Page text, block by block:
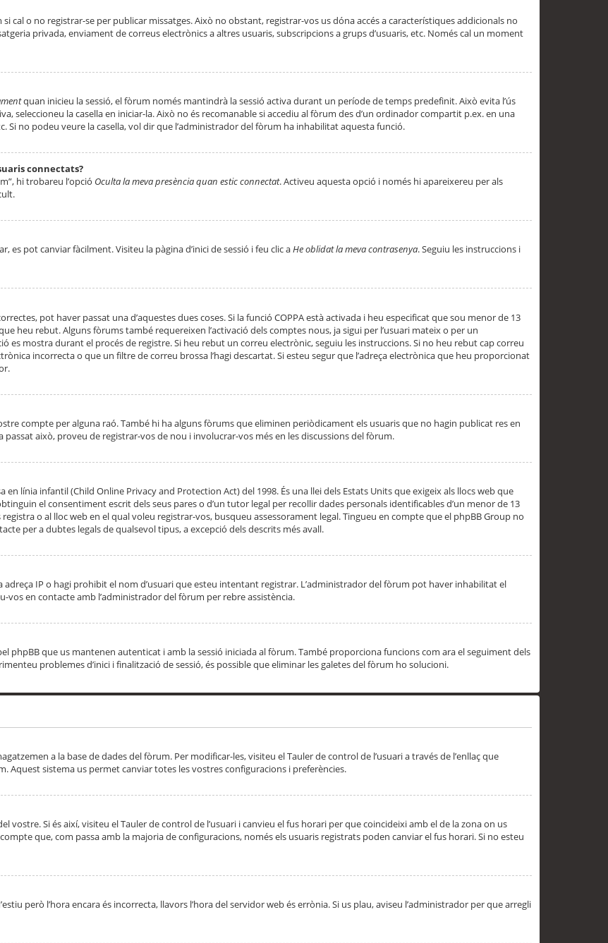
cal o no registrar-se per publicar missatges. Això no obstant, registrar-vos us dóna accés a característiques addicionals no
privada, enviament de correus electrònics a altres usuaris, subscripcions a grups d’usuaris, etc. Només cal un moment
quan inicieu la sessió, el fòrum només mantindrà la sessió activa durant un període de temps predefinit. Això evita l’ús
seleccioneu la casella en iniciar-la. Això no és recomanable si accediu al fòrum des d’un ordinador compartit p.ex. en una
Si no podeu veure la casella, vol dir que l’administrador del fòrum ha inhabilitat aquesta funció.
connectats?
hi trobareu l’opció Oculta la meva presència quan estic connectat. Activeu aquesta opció i només hi apareixereu per als
pot canviar fàcilment. Visiteu la pàgina d’inici de sessió i feu clic aHe oblidat la meva contrasenya. Seguiu les instruccions i
pot haver passat una d’aquestes dues coses. Si la funció COPPA està activada i heu especificat que sou menor de 13
heu rebut. Alguns fòrums també requereixen l’activació dels comptes nous, ja sigui per l’usuari mateix o per un
es mostra durant el procés de registre. Si heu rebut un correu electrònic, seguiu les instruccions. Si no heu rebut cap correu
incorrecta o que un filtre de correu brossa l’hagi descartat. Si esteu segur que l’adreça electrònica que heu proporcionat
compte per alguna raó. També hi ha alguns fòrums que eliminen periòdicament els usuaris que no hagin publicat res en
això, proveu de registrar-vos de nou i involucrar-vos més en les discussions del fòrum.
en línia infantil (Child Online Privacy and Protection Act) del 1998. És una llei dels Estats Units que exigeix als llocs web que
el consentiment escrit dels seus pares o d’un tutor legal per recollir dades personals identificables d’un menor de 13
o al lloc web en el qual voleu registrar-vos, busqueu assessorament legal. Tingueu en compte que el phpBB Group no
per a dubtes legals de qualsevol tipus, a excepció dels descrits més avall.
IP o hagi prohibit el nom d’usuari que esteu intentant registrar. L’administrador del fòrum pot haver inhabilitat el
vos en contacte amb l’administrador del fòrum per rebre assistència.
phpBB que us mantenen autenticat i amb la sessió iniciada al fòrum. També proporciona funcions com ara el seguiment dels
problemes d’inici i finalització de sessió, és possible que eliminar les galetes del fòrum ho solucioni.
a la base de dades del fòrum. Per modificar-les, visiteu el Tauler de control de l’usuari a través de l’enllaç que
sistema us permet canviar totes les vostres configuracions i preferències.
vostre. Si és així, visiteu el Tauler de control de l’usuari i canvieu el fus horari per que coincideixi amb el de la zona on us
que, com passa amb la majoria de configuracions, només els usuaris registrats poden canviar el fus horari. Si no esteu
però l’hora encara és incorrecta, llavors l’hora del servidor web és errònia. Si us plau, aviseu l’administrador per que arregli